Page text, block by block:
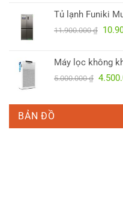
Tủ lạnh Funiki
11.900.000₫ Giá
Máy lọc không
5.000.000₫ Giá
là:
BẢN ĐỒ